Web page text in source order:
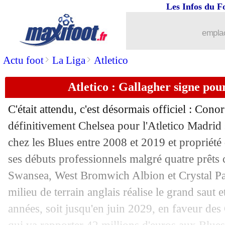
Actu foot> La Liga> Atletico
Les Infos du
Atletico : Gallagher signe
C'était attendu, c'est désormais officiel :
définitivement Chelsea pour l'Atletico Madrid
chez les Blues entre 2008 et 2019 et
ses débuts professionnels malgré quatre
Swansea, West Bromwich Albion et Crystal
milieu de terrain anglais réalise le grand saut
années, soit jusqu'en juin 2029, en faveur
Liverpool : Gerrard, le meilleur pour
21/08 Barça: Chiesa prêt à un effort pour
Man Utd
21/08 Auxerre: Hoever débarque en prêt
21/08 Aston Villa: 2 ans de plus pour
21/08 Naples : David Neres signe pour 30
21/08 Allemagne: Neuer dit stop (officiel)
21/08 PSG : Danilo finalement vers l'Arabie